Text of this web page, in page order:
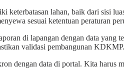
lahan, baik dari sisi
sesuai ketentuan peraturan
di lapangan dengan data yang
validasi pembangunan KDKMP.
dengan data di portal. Kita harus